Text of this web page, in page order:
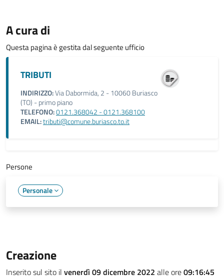
A cura di
Questa pagina è gestita dal seguente ufficio
TRIBUTI
INDIRIZZO:Via Dabormida, 2 - 10060 Buriasco
(TO) - primo piano
TELEFONO:0121.368042 - 0121.368100
EMAIL:tributi@comune.buriasco.to.it
Persone
Personale
Creazione
Inserito sul sito il venerdì 09 dicembre 2022 alle ore09:16:45